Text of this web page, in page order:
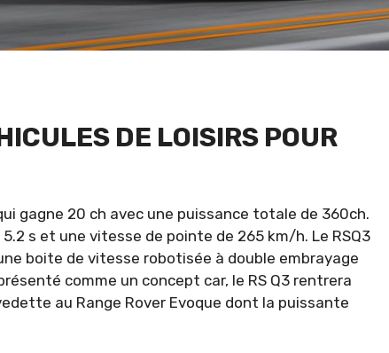
DE LOISIRS POUR
gagne 20 ch avec une puissance totale de 360ch.
s et une vitesse de pointe de 265 km/h. Le RSQ3
boite de vitesse robotisée à double embrayage
comme un concept car, le RS Q3 rentrera
au Range Rover Evoque dont la puissante